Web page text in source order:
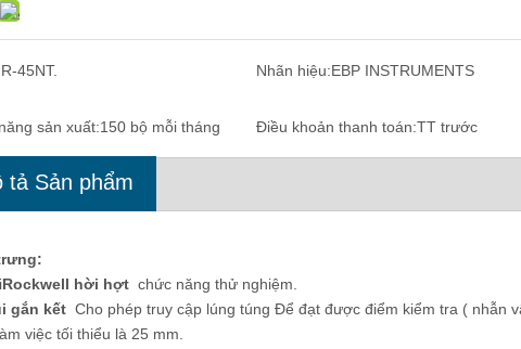
độ cứng Rockwell hời hợt
với máy in sẵn có EROCK-
45T
ASTM E10 Máy đo độ cứng Brinell cho
vật liệu kim loại eBRI-3000S
R-45NT. Nhãn hiệu:EBP INSTRUMENTS
sản xuất:150 bộ mỗi tháng Điều khoản thanh toán:TT trước
tả Sản phẩm
:
Rockwell hời hợt chức năng thử nghiệm.
gắn kết Cho phép truy cập lúng túng Để đạt được điểm kiểm tra ( nhẫn
việc tối thiểu là 25 mm.